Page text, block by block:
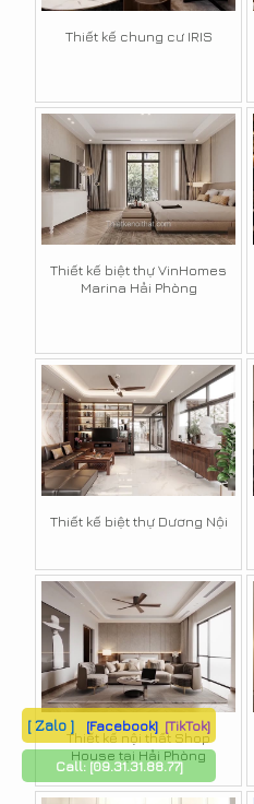
Thiết kế chung cư IRIS
Thiết kế biệt thự VinHomes
Marina Hải Phòng
Thiết kế biệt thự Dương Nội
Thiết kế nội thất Shop
House tại Hải Phòng
[ Zalo ] [Facebook] [TikTok]
Call:[09.31.31.88.77]